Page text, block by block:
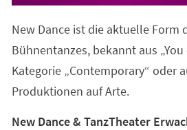
New Dance ist die aktuelle Form
Bühnentanzes, bekannt aus „You
Kategorie „Contemporary“ oder
Produktionen auf Arte.
New Dance & TanzTheater